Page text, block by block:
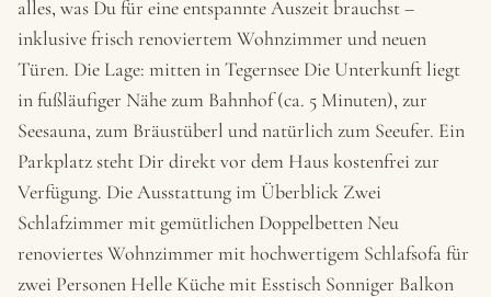
alles, was Du für eine entspannte Auszeit brauchst –
inklusive frisch renoviertem Wohnzimmer und neuen
Türen. Die Lage: mitten in Tegernsee Die Unterkunft liegt
in fußläufiger Nähe zum Bahnhof (ca. 5 Minuten), zur
Seesauna, zum Bräustüberl und natürlich zum Seeufer. Ein
Parkplatz steht Dir direkt vor dem Haus kostenfrei zur
Verfügung. Die Ausstattung im Überblick Zwei
Schlafzimmer mit gemütlichen Doppelbetten Neu
renoviertes Wohnzimmer mit hochwertigem Schlafsofa für
zwei Personen Helle Küche mit Esstisch Sonniger Balkon